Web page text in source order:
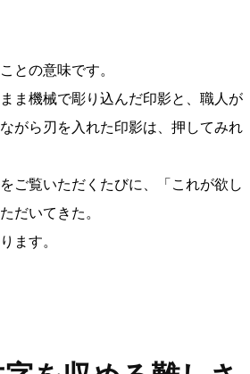
との意味です。
ま機械で彫り込んだ印影と、職人が
がら刃を入れた印影は、押してみれ
ご覧いただくたびに、「これが欲し
だいてきた。
ます。